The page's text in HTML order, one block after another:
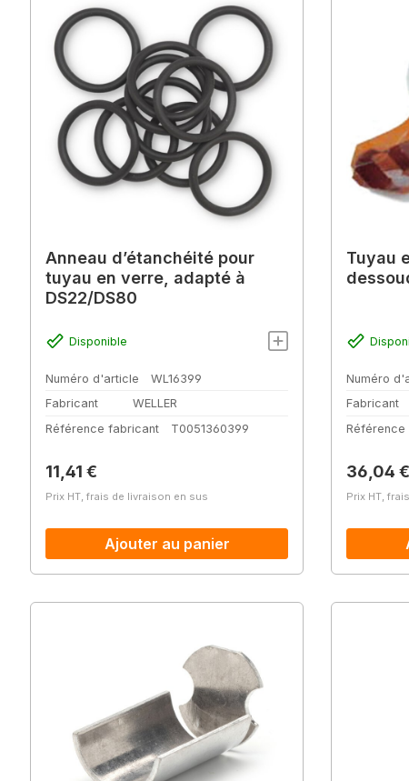
Anneau d’étanchéité pour
tuyau en verre, adapté à
DS22/DS80
Disponible
Numéro d'article
WL16399
Fabricant
WELLER
Référence fabricant
T0051360399
Prix régulier :
11,41 €
Prix HT, frais de livraison en sus
Ajouter au panier
Tuyau
Numéro
Fabricant
Prix
36,04 €
Prix HT,